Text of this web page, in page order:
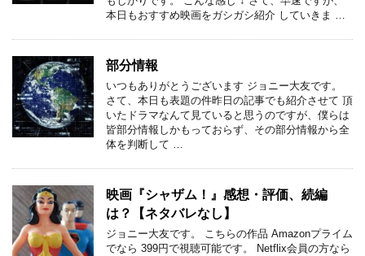
本日もおすすめ映画をガシガシ紹介 していきま …
部分情報
いつもありがとうございます ジョニー大友です。
さて、本日も表題の件昨日の記事でも紹介させて 頂
いたドラマなんて見ていると思うのですが、僕らは
皆部分情報しかもっておらず、その部分情報から全
体を判断して …
映画『シャザム！』感想・評価、続編
は？【ネタバレなし】
ジョニー大友です。 こちらの作品 Amazonプライム
でなら 399円で視聴可能です。 Netflix会員の方なら